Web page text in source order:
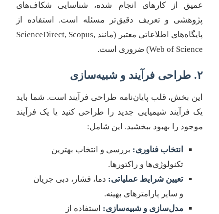
عمیق از کارهای انجام شده، شناسایی شکاف‌های
پژوهشی و تعریف دقیق‌تر مسئله است. استفاده از
پایگاه‌های اطلاعاتی معتبر (مانند ScienceDirect, Scopus,
Web of Science) ضروری است.
۲. طراحی فرآیند و شبیه‌سازی
این بخش، قلب پایان‌نامه طراحی فرآیند است. شما باید
یک فرآیند شیمیایی جدید را طراحی کنید یا یک فرآیند
موجود را بهبود ببخشید. این شامل:
انتخاب فناوری: بررسی و انتخاب بهترین
تکنولوژی‌ها و راکتورها.
تعیین شرایط عملیاتی: دما، فشار، دبی جریان
و سایر پارامترهای بهینه.
مدل‌سازی و شبیه‌سازی: استفاده از